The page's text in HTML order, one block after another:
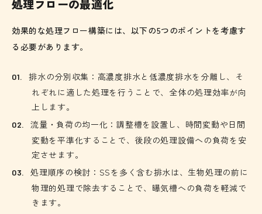
処理フローの最適化
効果的な処理フロー構築には、以下の5つのポイントを考慮す
る必要があります。
排水の分別収集：高濃度排水と低濃度排水を分離し、そ
れぞれに適した処理を行うことで、全体の処理効率が向
上します。
流量・負荷の均一化：調整槽を設置し、時間変動や日間
変動を平準化することで、後段の処理設備への負荷を安
定させます。
処理順序の検討：SSを多く含む排水は、生物処理の前に
物理的処理で除去することで、曝気槽への負荷を軽減で
きます。